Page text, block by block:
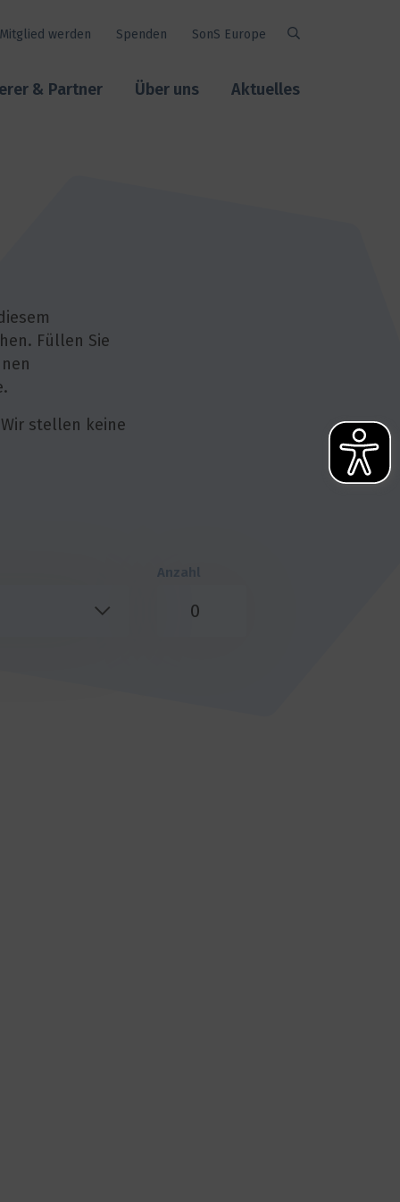
Suche
& Partner Über uns Aktuelles
Mitglied werden Spenden SonS Europe
Füllen Sie
stellen keine
Anzahl